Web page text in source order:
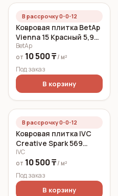
В рассрочку 0-0-12
Ковровая плитка BetAp
Vienna 15 Красный 5,9
мм
BetAp
от 10 500 ₸ / м²
Под заказ
В корзину
В рассрочку 0-0-12
Ковровая плитка IVC
Creative Spark 569
(Cерый, Сине-
зеленый) 6,3 мм
IVC
от 10 500 ₸ / м²
Под заказ
В корзину